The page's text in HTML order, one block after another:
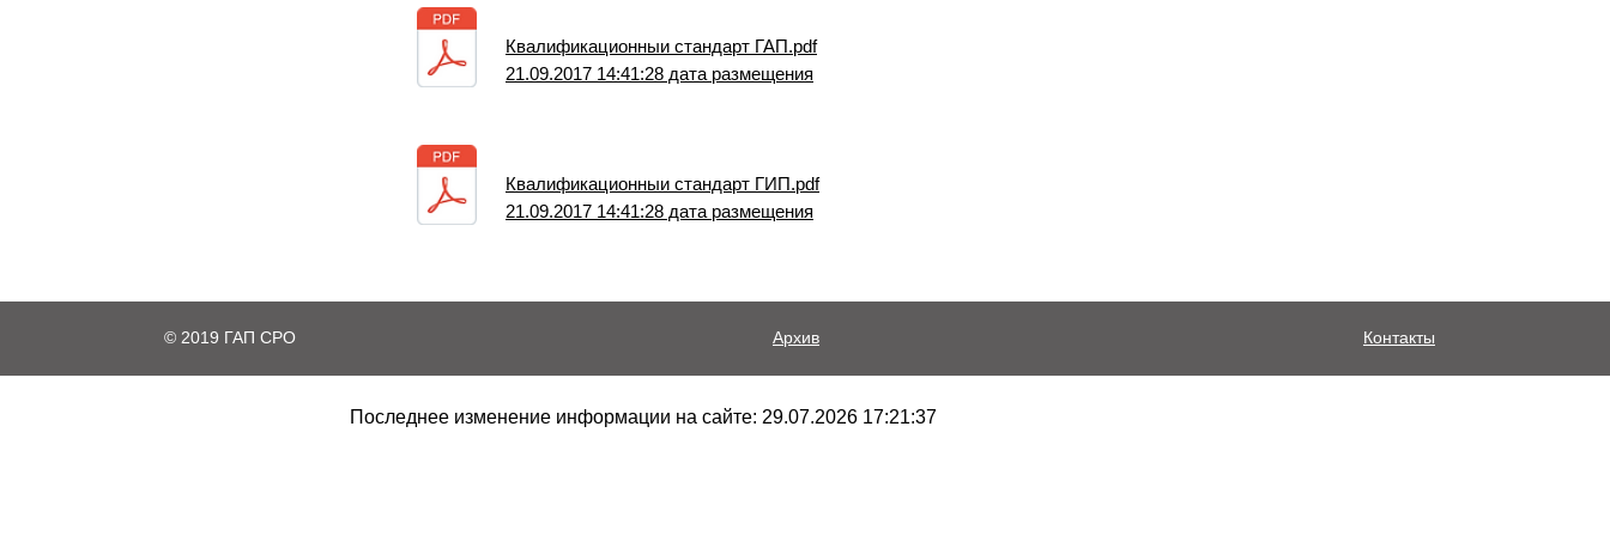
Квалификационныи стандарт ГИП.pdf
21.09.2017 14:41:28 дата размещения
Квалификационныи стандарт ГАП.pdf
21.09.2017 14:41:28 дата размещения
© 2019 ГАП СРО Архив Контакты
Последнее изменение информации на сайте: 29.07.2026 17:21:37